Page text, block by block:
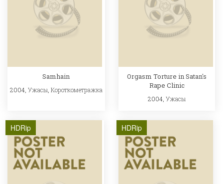
Samhain
2004, Ужасы Короткометражка
Orgasm Torture in Satan's
Rape Clinic
2004,Ужасы
HDRip HDRip